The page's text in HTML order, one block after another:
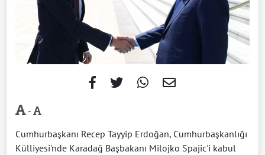
-
Cumhurbaşkanı Recep Tayyip Erdoğan, Cumhurbaşkanlığı
Külliyesi'nde Karadağ Başbakanı Milojko Spajic'i kabul